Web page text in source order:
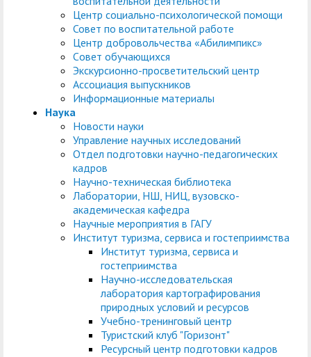
Центр социально-психологической помощи
Совет по воспитательной работе
Центр добровольчества «Абилимпикс»
Cовет обучающихся
Экскурсионно-просветительский центр
Ассоциация выпускников
Информационные материалы
Наука
Новости науки
Управление научных исследований
Отдел подготовки научно-педагогических
кадров
Научно-техническая библиотека
Лаборатории, НШ, НИЦ, вузовско-
академическая кафедра
Научные мероприятия в ГАГУ
Институт туризма, сервиса и гостеприимства
Институт туризма, сервиса и
гостеприимства
Научно-исследовательская
лаборатория картографирования
природных условий и ресурсов
Учебно-тренинговый центр
Туристский клуб "Горизонт"
Ресурсный центр подготовки кадров